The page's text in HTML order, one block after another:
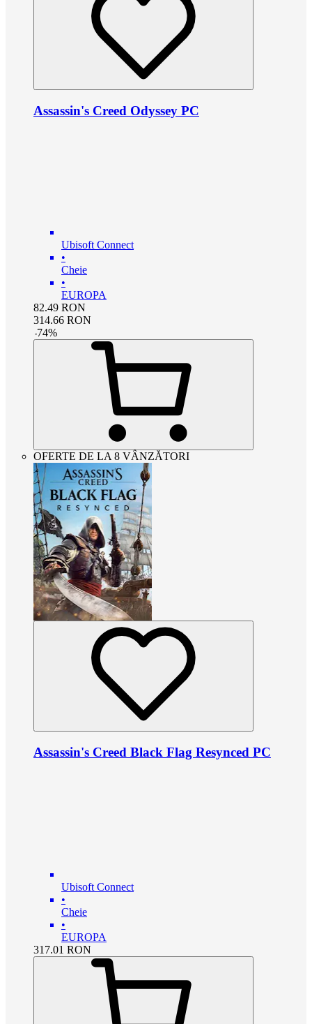
Assassin's Creed Odyssey PC
Ubisoft Connect
•
Cheie
•
EUROPA
82.49 RON
314.66 RON
-74%
OFERTE DE LA 8 VÂNZĂTORI
Assassin's Creed Black Flag Resynced PC
Ubisoft Connect
•
Cheie
•
EUROPA
317.01 RON